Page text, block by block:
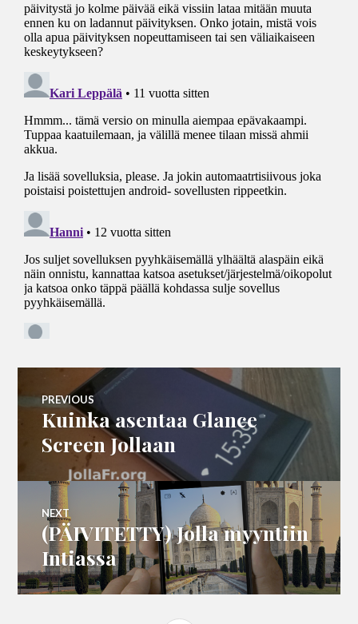
Artikkelien
selaus
PREVIOUS
Previous
post:
Kuinka asentaa Glance
Screen Jollaan
NEXT
Next
post:
(PÄIVITETTY) Jolla myyntiin
Intiassa